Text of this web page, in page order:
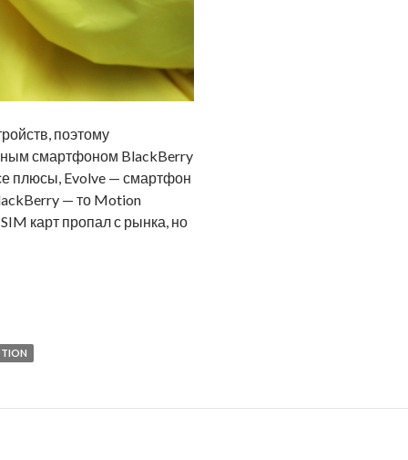
поэтому
смартфоном BlackBerry
плюсы, Evolve — смартфон
— то Motion
карт пропал с рынка, но